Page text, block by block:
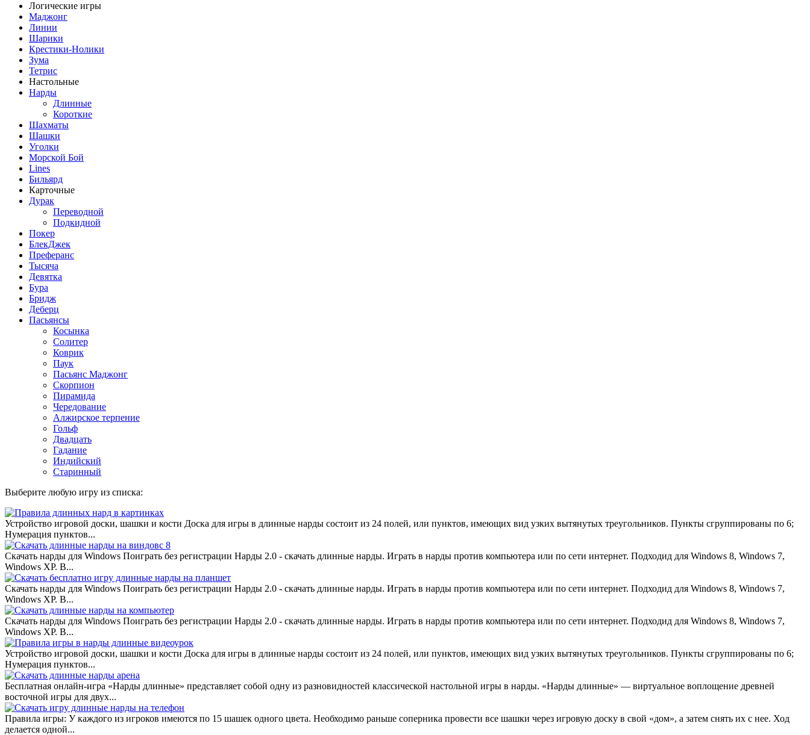
Логические игры
Маджонг
Линии
Шарики
Крестики-Нолики
Зума
Тетрис
Настольные
Нарды
Длинные
Короткие
Шахматы
Шашки
Уголки
Морской Бой
Lines
Бильярд
Карточные
Дурак
Переводной
Подкидной
Покер
БлекДжек
Преферанс
Тысяча
Девятка
Бура
Бридж
Деберц
Пасьянсы
Косынка
Солитер
Коврик
Паук
Пасьянс Маджонг
Скорпион
Пирамида
Чередование
Алжирское терпение
Гольф
Двадцать
Гадание
Индийский
Старинный
Выберите любую игру из списка:
Устройство игровой доски, шашки и кости Доска для игры в длинные нарды состоит из 24 полей, или пунктов, имеющих вид узких вытянутых треугольников. Пункты сгруппированы по 6;
Нумерация пунктов...
Скачать нарды для Windows Поиграть без регистрации Нарды 2.0 - скачать длинные нарды. Играть в нарды против компьютера или по сети интернет. Подходид для Windows 8, Windows 7,
Windows XP. В...
Скачать нарды для Windows Поиграть без регистрации Нарды 2.0 - скачать длинные нарды. Играть в нарды против компьютера или по сети интернет. Подходид для Windows 8, Windows 7,
Windows XP. В...
Скачать нарды для Windows Поиграть без регистрации Нарды 2.0 - скачать длинные нарды. Играть в нарды против компьютера или по сети интернет. Подходид для Windows 8, Windows 7,
Windows XP. В...
Устройство игровой доски, шашки и кости Доска для игры в длинные нарды состоит из 24 полей, или пунктов, имеющих вид узких вытянутых треугольников. Пункты сгруппированы по 6;
Нумерация пунктов...
Бесплатная онлайн-игра «Нарды длинные» представляет собой одну из разновидностей классической настольной игры в нарды. «Нарды длинные» — виртуальное воплощение древней
восточной игры для двух...
Правила игры: У каждого из игроков имеются по 15 шашек одного цвета. Необходимо раньше соперника провести все шашки через игровую доску в свой «дом», а затем снять их с нее. Ход
делается одной...